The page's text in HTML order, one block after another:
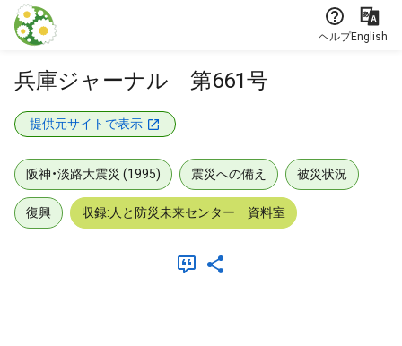
本文に飛ぶ
ヘルプEnglish
兵庫ジャーナル 第661号
提供元サイトで表示
阪神・淡路大震災 (1995) 震災への備え 被災状況
復興 収録:人と防災未来センター 資料室